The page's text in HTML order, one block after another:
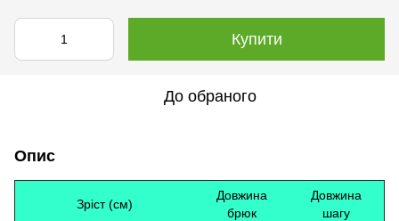
Купити
До обраного
Опис
Зріст (см)
Довжина
брюк
Довжина
шагу